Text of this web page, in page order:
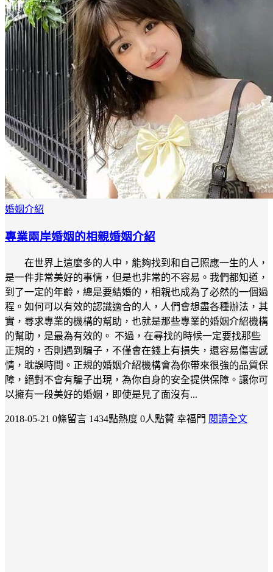
婚姻介紹
專業兩岸婚姻的相親婚姻介紹
在世界上這麼多的人中，能夠找到和自己照應一生的人，
是一件非常美好的事情，但是也非常的不容易。我們都知道，
到了一定的年齡，總是要結婚的，相親也成為了必然的一個過
程。如何可以有效的認識適合的人，人們會想盡各種辦法，其
實，尋求專業的機構的幫助，也就是那些專業的婚姻介紹機構
的幫助，是最為有效的。 不過，在尋找的時候一定要找那些
正規的，否則遇到騙子，不僅會在錢上有損失，還容易傷害感
情，耽誤時間。正規的婚姻介紹機構會為你帶來很強的品質保
障，絕對不會有騙子出現，為你自身的安全提供保障。讓你可
以擁有一段美好的婚姻，即使是見了面沒有...
2018-05-21 0條留言 1434點熱度 0人點贊 幸福門 閱讀全文